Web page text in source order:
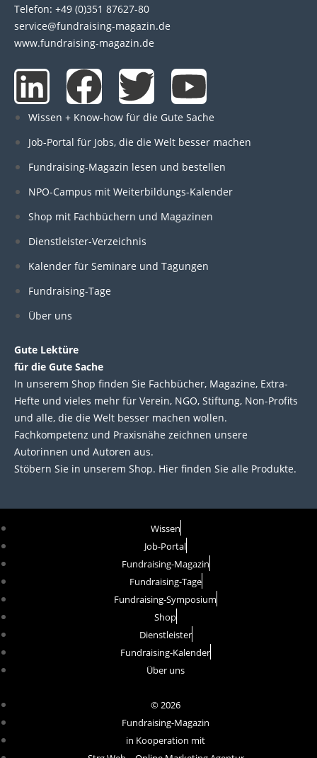
Telefon: +49 (0)351 87627-80
service@fundraising-magazin.de
www.fundraising-magazin.de
L
i
n
k
e
d
i
n
F
a
c
e
b
o
o
T
w
i
t
t
e
Y
o
u
t
u
b
Wissen + Know-how für die Gute Sache
Job-Portal für Jobs, die die Welt besser machen
Fundraising-Magazin lesen und bestellen
NPO-Campus mit Weiterbildungs-Kalender
Shop mit Fachbüchern und Magazinen
Dienstleister-Verzeichnis
Kalender für Seminare und Tagungen
Fundraising-Tage
Über uns
Gute Lektüre
für die Gute Sache
In unserem Shop finden Sie Fachbücher, Magazine, Extra-
Hefte und vieles mehr für Verein, NGO, Stiftung, Non-Profits
und alle, die die Welt besser machen wollen.
Fachkompetenz und Praxisnähe zeichnen unsere
Autorinnen und Autoren aus.
Stöbern Sie in unserem Shop. Hier finden Sie alle Produkte.
Wissen
Job-Portal
Fundraising-Magazin
Fundraising-Tage
Fundraising-Symposium
Shop
Dienstleister
Fundraising-Kalender
Über uns
© 2026
Fundraising-Magazin
in Kooperation mit